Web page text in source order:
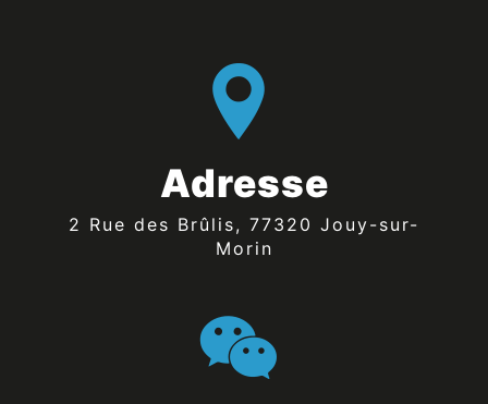
Adresse
2 Rue des Brûlis, 77320 Jouy-sur-
Morin